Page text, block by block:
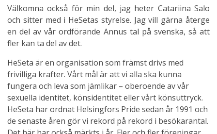
Välkomna också för min del, jag heter Catariina Salo
och sitter med i HeSetas styrelse. Jag vill gärna återge
en del av vår ordförande Annus tal på svenska, så att
fler kan ta del av det.
HeSeta är en organisation som främst drivs med
frivilliga krafter. Vårt mål är att vi alla ska kunna
fungera och leva som jämlikar – oberoende av vår
sexuella identitet, könsidentitet eller vårt könsuttryck.
HeSeta har ordnat Helsingfors Pride sedan år 1991 och
de senaste åren gör vi rekord på rekord i besökarantal.